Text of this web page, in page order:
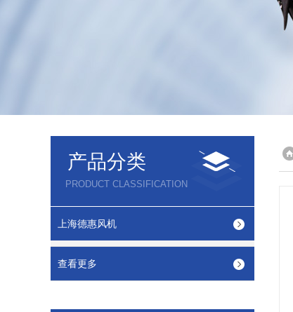
产品分类
PRODUCT CLASSIFICATION
上海德惠风机
查看更多